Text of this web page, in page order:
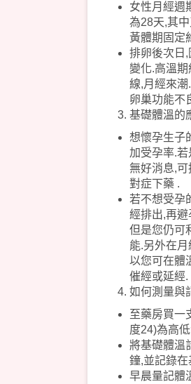
女性月經週
為28天,其
黃體期固定
排卵後次日
變化.高溫
線,月經來
卵巢功能不
基礎體溫的
想懷孕生子
加受孕率.
無好消息,可
對症下藥 .
若不想受孕
經排出,再
但是您仍可
能.另外在
以您可在體
催經或延經.
如何測量與
至藥房買一
度24)為高
將基礎體溫
鐘,並記錄在
早晨量記體